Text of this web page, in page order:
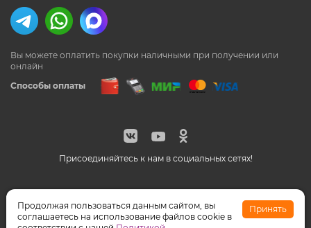
Присоединяйтесь к нам в социальных сетях!
Способы оплаты
Вы можете оплатить покупки наличными при получении или
онлайн
WhatsApp принадлежат компании Meta, признанной
экстремистской организацией на территории РФ
Продолжая пользоваться данным сайтом, вы
соглашаетесь на использование файлов cookie в
Принять